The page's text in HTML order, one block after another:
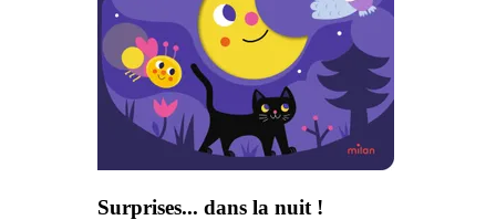
Surprises... dans la nuit !